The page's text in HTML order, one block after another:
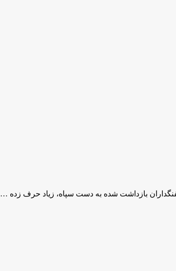
تفنگداران بازداشت شده به دست سپاه، زیاد حرف زده …